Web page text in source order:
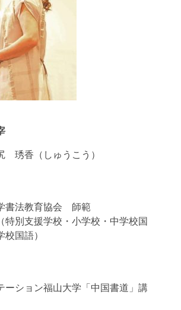
琇香（しゅうこう）
書法教育協会 師範
特別支援学校・小学校・中学校国
校国語）
ーション福山大学「中国書道」講